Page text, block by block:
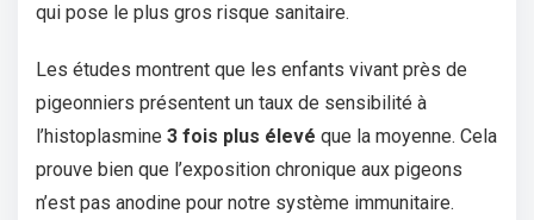
qui pose le plus gros risque sanitaire.
Les études montrent que les enfants vivant près de
pigeonniers présentent un taux de sensibilité à
l’histoplasmine 3 fois plus élevé que la moyenne. Cela
prouve bien que l’exposition chronique aux pigeons
n’est pas anodine pour notre système immunitaire.